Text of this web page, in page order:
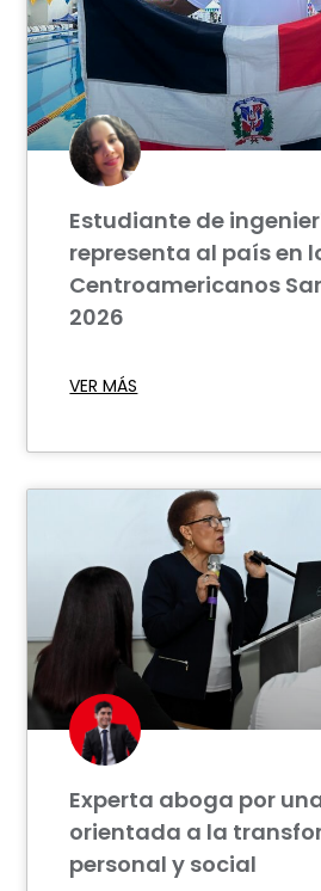
Estudiante de
representa al país en
Centroamericanos
2026
VER MÁS
Experta aboga por
orientada a la
personal y social